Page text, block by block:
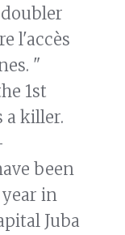
l'accès
"
1st
a killer.
been
in
Juba